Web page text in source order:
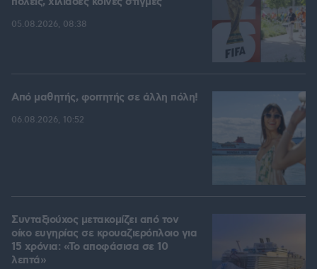
05.08.2026, 08:38
Από μαθητής, φοιτητής σε άλλη πόλη!
06.08.2026, 10:52
Συνταξιούχος μετακομίζει από τον
οίκο ευγηρίας σε κρουαζιερόπλοιο για
15 χρόνια: «Το αποφάσισα σε 10
λεπτά»